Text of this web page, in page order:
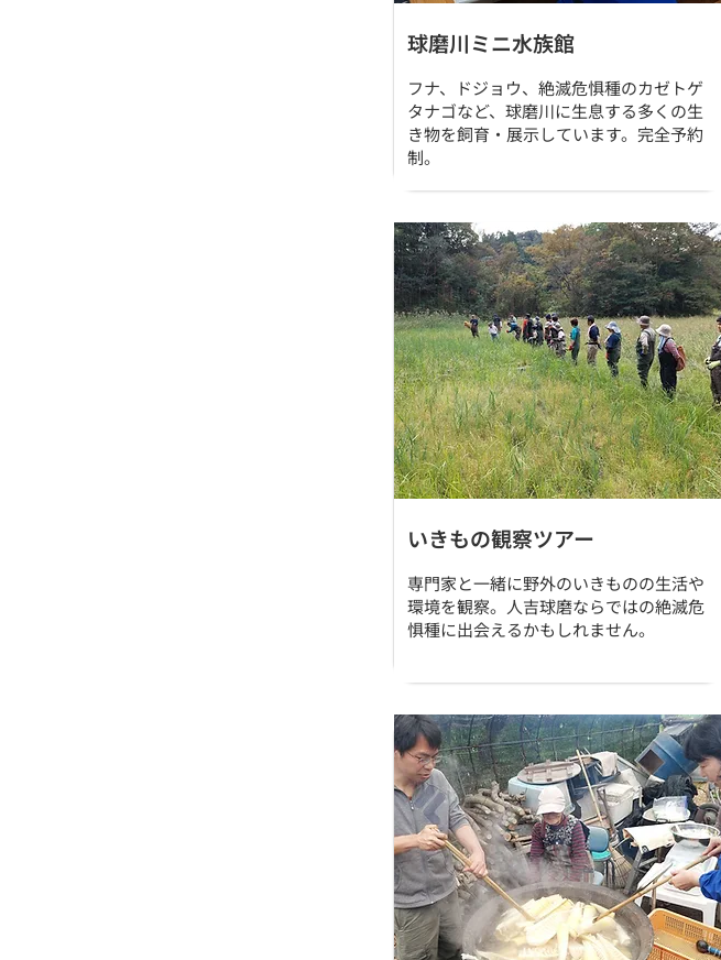
球磨川ミニ水族館
フナ、ドジョウ、絶滅危惧種のカゼトゲ
タナゴなど、球磨川に生息する多くの生
き物を飼育・展示しています。完全予約
制。
いきもの観察ツアー
専門家と一緒に野外のいきものの生活や
環境を観察。人吉球磨ならではの絶滅危
惧種に出会えるかもしれません。